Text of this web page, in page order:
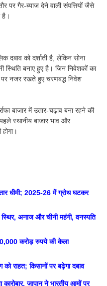
पर गैर-ब्याज देने वाली संपत्तियों जैसे
है।
दबाव को दर्शाती है, लेकिन सोना
स्थिति बनाए हुए है। जिन निवेशकों का
पर नजर रखते हुए चरणबद्ध निवेश
बाजार में उतार-चढ़ाव बना रहने की
स्थानीय बाजार भाव और
धीमी; 2025-26 में ग्रोथ घटकर
अनाज और चीनी महंगी, वनस्पति
करोड़ रुपये की केला
राहत; किसानों पर बढ़ेगा दबाव
जापान ने भारतीय आमों पर